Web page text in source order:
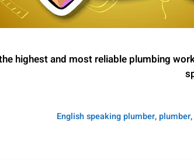
highest and most reliable plumbing
English speaking plumber,plumber,